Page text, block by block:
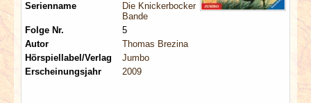
Serienname
Die Knickerbocker
Bande
Folge Nr.
5
Autor
Thomas Brezina
Hörspiellabel/Verlag
Jumbo
Erscheinungsjahr
2009